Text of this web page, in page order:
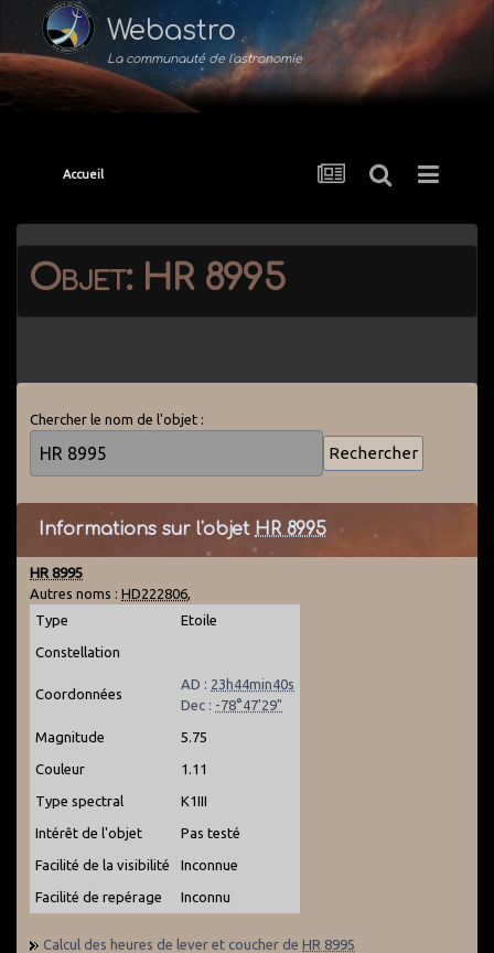
Webastro
La communauté de l'astronomie
Accueil
Objet: HR 8995
Chercher le nom de l'objet :
Informations sur l'objet HR 8995
HR 8995
Autres noms : HD222806,
Type
Etoile
Constellation
Coordonnées
AD : 23h44min40s
Dec : -78°47'29"
Magnitude 5.75
Couleur 1.11
Type spectral K1III
Intérêt de l'objet Pas testé
Facilité de la visibilité Inconnue
Facilité de repérage Inconnu
Calcul des heures de lever et coucher de HR 8995